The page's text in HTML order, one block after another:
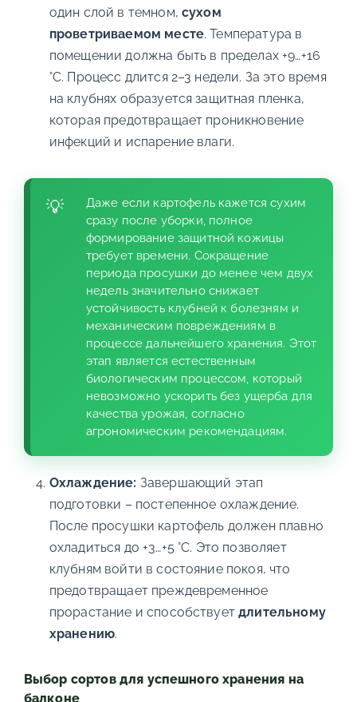
один слой в темном, сухом
проветриваемом месте. Температура в
помещении должна быть в пределах +9…+16
°С. Процесс длится 2–3 недели. За это время
на клубнях образуется защитная пленка,
которая предотвращает проникновение
инфекций и испарение влаги.
Даже если картофель кажется сухим
сразу после уборки, полное
формирование защитной кожицы
требует времени. Сокращение
периода просушки до менее чем двух
недель значительно снижает
устойчивость клубней к болезням и
механическим повреждениям в
процессе дальнейшего хранения. Этот
этап является естественным
биологическим процессом, который
невозможно ускорить без ущерба для
качества урожая, согласно
агрономическим рекомендациям.
Охлаждение: Завершающий этап
подготовки – постепенное охлаждение.
После просушки картофель должен плавно
охладиться до +3…+5 °С. Это позволяет
клубням войти в состояние покоя, что
предотвращает преждевременное
прорастание и способствуетдлительному
хранению.
Выбор сортов для успешного хранения на
балконе